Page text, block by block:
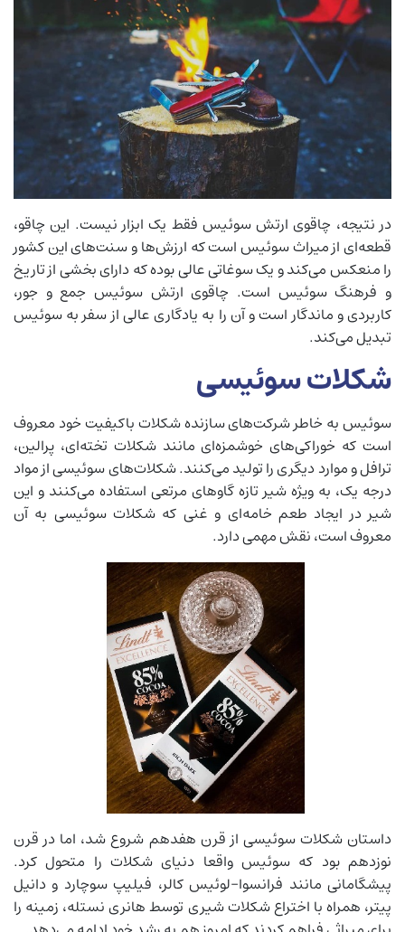
در نتیجه، چاقوی ارتش سوئیس فقط یک ابزار نیست. این چاقو،
قطعه‌ای از میراث سوئیس است که ارزش‌ها و سنت‌های این کشور
را منعکس می‌کند و یک سوغاتی عالی بوده که دارای بخشی از تاریخ
و فرهنگ سوئیس است. چاقوی ارتش سوئیس جمع و جور،
کاربردی و ماندگار است و آن را به یادگاری عالی از سفر به سوئیس
تبدیل می‌کند.
شکلات سوئیسی
سوئیس به خاطر شرکت‌های سازنده شکلات باکیفیت خود معروف
است که خوراکی‌های خوشمزه‌ای مانند شکلات تخته‌ای، پرالین،
ترافل و موارد دیگری را تولید می‌کنند. شکلات‌های سوئیسی از مواد
درجه یک، به ویژه شیر تازه گاوهای مرتعی استفاده می‌کنند و این
شیر در ایجاد طعم خامه‌ای و غنی که شکلات سوئیسی به آن
معروف است، نقش مهمی دارد.
داستان شکلات سوئیسی از قرن هفدهم شروع شد، اما در قرن
نوزدهم بود که سوئیس واقعا دنیای شکلات را متحول کرد.
پیشگامانی مانند فرانسوا-لوئیس کالر، فیلیپ سوچارد و دانیل
پیتر، همراه با اختراع شکلات شیری توسط هانری نستله، زمینه را